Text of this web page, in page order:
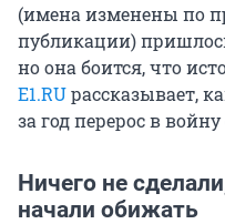
(имена изменены по
публикации)
но она боится, что
E1.RUрассказывает,
за год перерос в
Ничего не
начали обижать